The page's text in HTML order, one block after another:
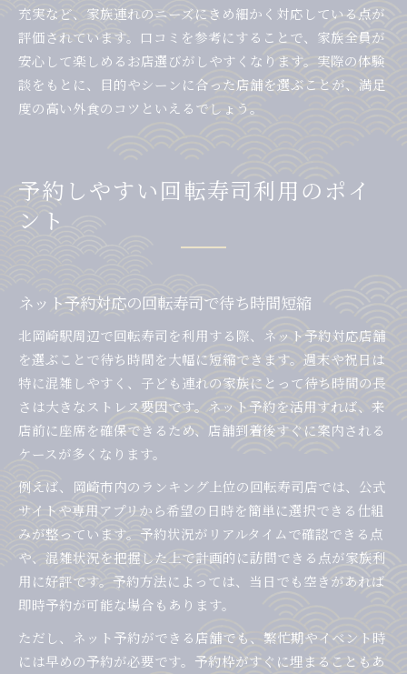
充実など、家族連れのニーズにきめ細かく対応している点が
評価されています。口コミを参考にすることで、家族全員が
安心して楽しめるお店選びがしやすくなります。実際の体験
談をもとに、目的やシーンに合った店舗を選ぶことが、満足
度の高い外食のコツといえるでしょう。
予約しやすい回転寿司利用のポイ
ント
ネット予約対応の回転寿司で待ち時間短縮
北岡崎駅周辺で回転寿司を利用する際、ネット予約対応店舗
を選ぶことで待ち時間を大幅に短縮できます。週末や祝日は
特に混雑しやすく、子ども連れの家族にとって待ち時間の長
さは大きなストレス要因です。ネット予約を活用すれば、来
店前に座席を確保できるため、店舗到着後すぐに案内される
ケースが多くなります。
例えば、岡崎市内のランキング上位の回転寿司店では、公式
サイトや専用アプリから希望の日時を簡単に選択できる仕組
みが整っています。予約状況がリアルタイムで確認できる点
や、混雑状況を把握した上で計画的に訪問できる点が家族利
用に好評です。予約方法によっては、当日でも空きがあれば
即時予約が可能な場合もあります。
ただし、ネット予約ができる店舗でも、繁忙期やイベント時
には早めの予約が必要です。予約枠がすぐに埋まることもあ